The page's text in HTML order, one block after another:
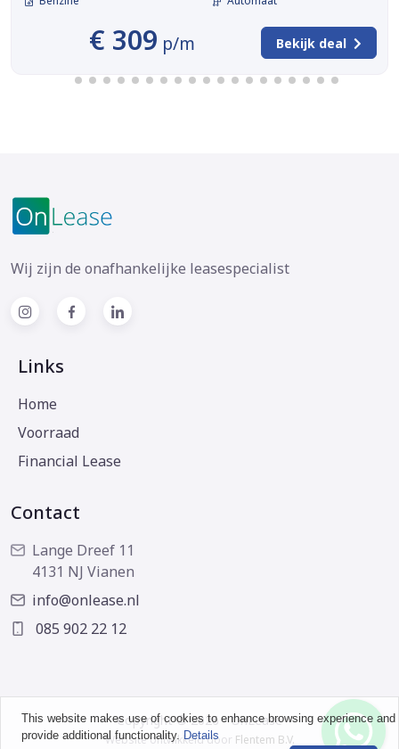
€ 309 p/m Bekijk deal
Wij zijn de onafhankelijke leasespecialist
Links
Home
Voorraad
Financial Lease
Contact
Lange Dreef 11
4131 NJ Vianen
info@onlease.nl
085 902 22 12
Copyright © 2026 - OnLease
Website ontwikkeld door Flentem B.V.
This website makes use of cookies to enhance browsing experience and
provide additional functionality. Details